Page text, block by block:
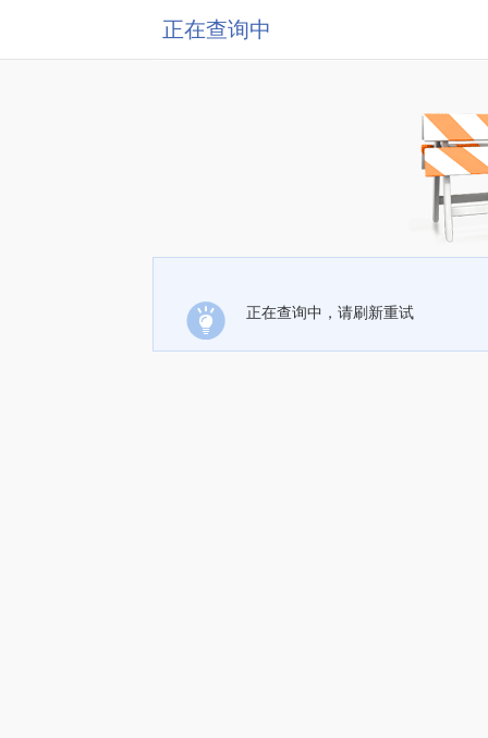
正在查询中
正在查询中，请刷新重试